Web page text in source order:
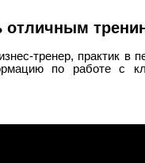
отличным
тренер, практик в
по работе с